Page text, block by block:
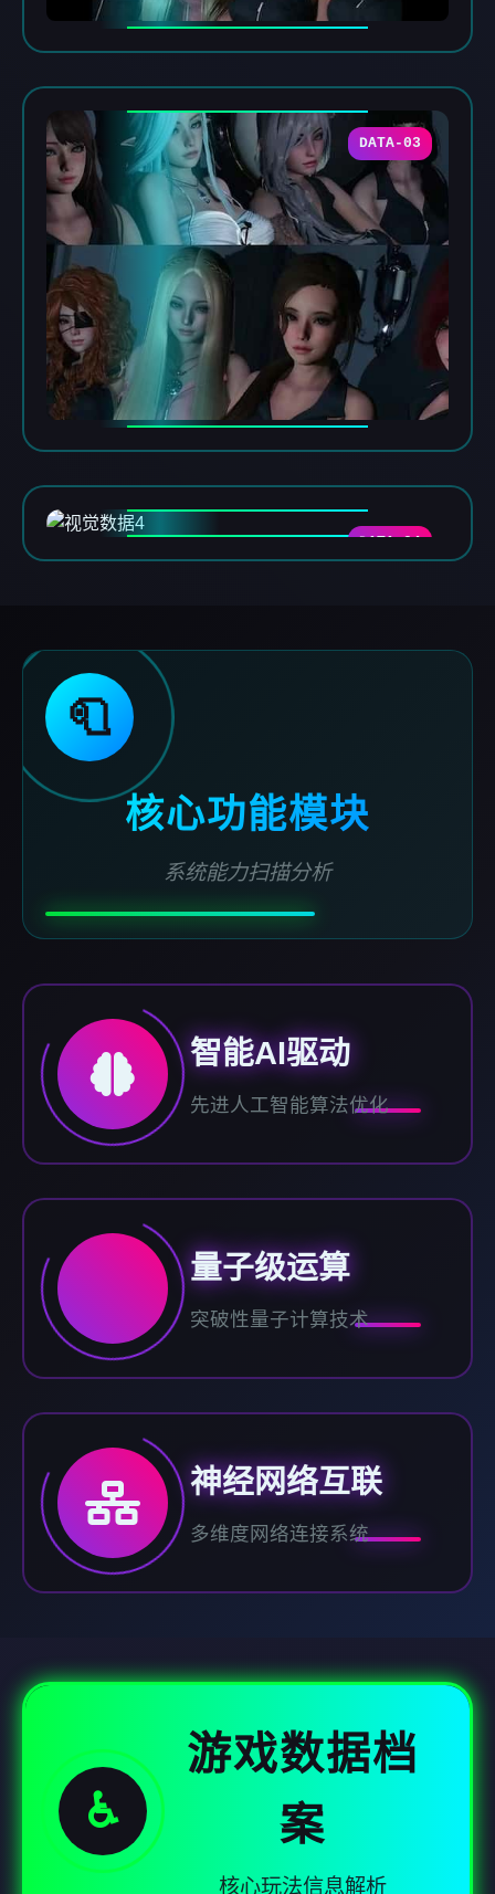
DATA-03
DATA-04
🧻
核心功能模块
系统能力扫描分析
智能AI驱动
先进人工智能算法优化
量子级运算
突破性量子计算技术
神经网络互联
多维度网络连接系统
♿
游戏数据档
案
核心玩法信息解析